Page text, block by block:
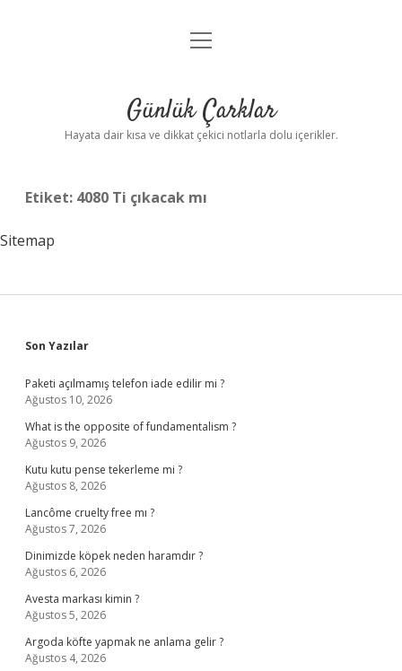
Anasayfa
Yasal Uyarı
menüyü
Günlük Çarklar
Hayata dair kısa ve dikkat çekici notlarla dolu içerikler.
Etiket: 4080 Ti çıkacak mı
Sitemap
Sidebar
Son Yazılar
Paketi açılmamış telefon iade edilir mi ?
Ağustos 10, 2026
What is the opposite of fundamentalism ?
Ağustos 9, 2026
Kutu kutu pense tekerleme mi ?
Ağustos 8, 2026
Lancôme cruelty free mı ?
Ağustos 7, 2026
Dinimizde köpek neden haramdır ?
Ağustos 6, 2026
Avesta markası kimin ?
Ağustos 5, 2026
Argoda köfte yapmak ne anlama gelir ?
Ağustos 4, 2026